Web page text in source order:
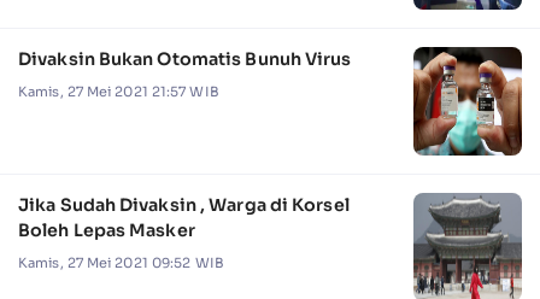
Divaksin Bukan Otomatis Bunuh Virus
Kamis, 27 Mei 2021 21:57 WIB
Jika Sudah Divaksin , Warga di Korsel
Boleh Lepas Masker
Kamis, 27 Mei 2021 09:52 WIB